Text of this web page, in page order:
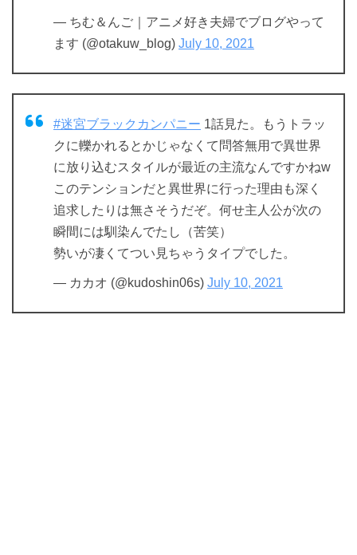
— ちむ＆んご｜アニメ好き夫婦でブログやって
ます (@otakuw_blog) July 10, 2021
#迷宮ブラックカンパニー 1話見た。もうトラッ
クに轢かれるとかじゃなくて問答無用で異世界
に放り込むスタイルが最近の主流なんですかねw
このテンションだと異世界に行った理由も深く
追求したりは無さそうだぞ。何せ主人公が次の
瞬間には馴染んでたし（苦笑）
勢いが凄くてつい見ちゃうタイプでした。
— カカオ (@kudoshin06s) July 10, 2021